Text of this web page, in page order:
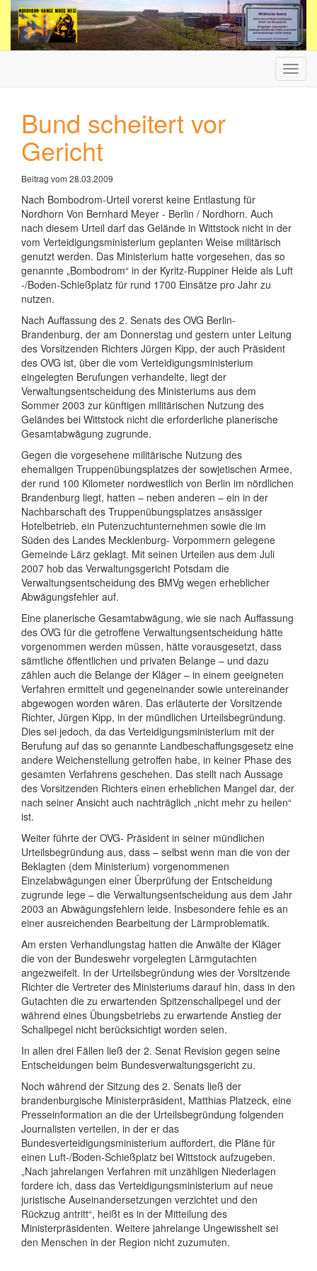
ein-/
Bund scheitert vor
Gericht
Beitrag vom 28.03.2009
Nach Bombodrom-Urteil vorerst keine Entlastung für
Nordhorn Von Bernhard Meyer - Berlin / Nordhorn. Auch
nach diesem Urteil darf das Gelände in Wittstock nicht in der
vom Verteidigungsministerium geplanten Weise militärisch
genutzt werden. Das Ministerium hatte vorgesehen, das so
genannte „Bombodrom“ in der Kyritz-Ruppiner Heide als Luft
-/Boden-Schießplatz für rund 1700 Einsätze pro Jahr zu
nutzen.
Nach Auffassung des 2. Senats des OVG Berlin-
Brandenburg, der am Donnerstag und gestern unter Leitung
des Vorsitzenden Richters Jürgen Kipp, der auch Präsident
des OVG ist, über die vom Verteidigungsministerium
eingelegten Berufungen verhandelte, liegt der
Verwaltungsentscheidung des Ministeriums aus dem
Sommer 2003 zur künftigen militärischen Nutzung des
Geländes bei Wittstock nicht die erforderliche planerische
Gesamtabwägung zugrunde.
Gegen die vorgesehene militärische Nutzung des
ehemaligen Truppenübungsplatzes der sowjetischen Armee,
der rund 100 Kilometer nordwestlich von Berlin im nördlichen
Brandenburg liegt, hatten – neben anderen – ein in der
Nachbarschaft des Truppenübungsplatzes ansässiger
Hotelbetrieb, ein Putenzuchtunternehmen sowie die im
Süden des Landes Mecklenburg- Vorpommern gelegene
Gemeinde Lärz geklagt. Mit seinen Urteilen aus dem Juli
2007 hob das Verwaltungsgericht Potsdam die
Verwaltungsentscheidung des BMVg wegen erheblicher
Abwägungsfehler auf.
Eine planerische Gesamtabwägung, wie sie nach Auffassung
des OVG für die getroffene Verwaltungsentscheidung hätte
vorgenommen werden müssen, hätte vorausgesetzt, dass
sämtliche öffentlichen und privaten Belange – und dazu
zählen auch die Belange der Kläger – in einem geeigneten
Verfahren ermittelt und gegeneinander sowie untereinander
abgewogen worden wären. Das erläuterte der Vorsitzende
Richter, Jürgen Kipp, in der mündlichen Urteilsbegründung.
Dies sei jedoch, da das Verteidigungsministerium mit der
Berufung auf das so genannte Landbeschaffungsgesetz eine
andere Weichenstellung getroffen habe, in keiner Phase des
gesamten Verfahrens geschehen. Das stellt nach Aussage
des Vorsitzenden Richters einen erheblichen Mangel dar, der
nach seiner Ansicht auch nachträglich „nicht mehr zu heilen“
ist.
Weiter führte der OVG- Präsident in seiner mündlichen
Urteilsbegründung aus, dass – selbst wenn man die von der
Beklagten (dem Ministerium) vorgenommenen
Einzelabwägungen einer Überprüfung der Entscheidung
zugrunde lege – die Verwaltungsentscheidung aus dem Jahr
2003 an Abwägungsfehlern leide. Insbesondere fehle es an
einer ausreichenden Bearbeitung der Lärmproblematik.
Am ersten Verhandlungstag hatten die Anwälte der Kläger
die von der Bundeswehr vorgelegten Lärmgutachten
angezweifelt. In der Urteilsbegründung wies der Vorsitzende
Richter die Vertreter des Ministeriums darauf hin, dass in den
Gutachten die zu erwartenden Spitzenschallpegel und der
während eines Übungsbetriebs zu erwartende Anstieg der
Schallpegel nicht berücksichtigt worden seien.
In allen drei Fällen ließ der 2. Senat Revision gegen seine
Entscheidungen beim Bundesverwaltungsgericht zu.
Noch während der Sitzung des 2. Senats ließ der
brandenburgische Ministerpräsident, Matthias Platzeck, eine
Presseinformation an die der Urteilsbegründung folgenden
Journalisten verteilen, in der er das
Bundesverteidigungsministerium auffordert, die Pläne für
einen Luft-/Boden-Schießplatz bei Wittstock aufzugeben.
„Nach jahrelangen Verfahren mit unzähligen Niederlagen
fordere ich, dass das Verteidigungsministerium auf neue
juristische Auseinandersetzungen verzichtet und den
Rückzug antritt“, heißt es in der Mitteilung des
Ministerpräsidenten. Weitere jahrelange Ungewissheit sei
den Menschen in der Region nicht zuzumuten.